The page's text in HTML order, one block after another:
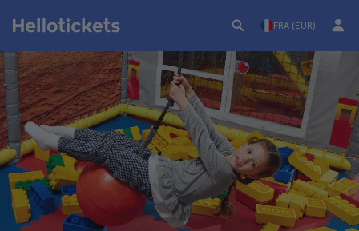
FRA (EUR)